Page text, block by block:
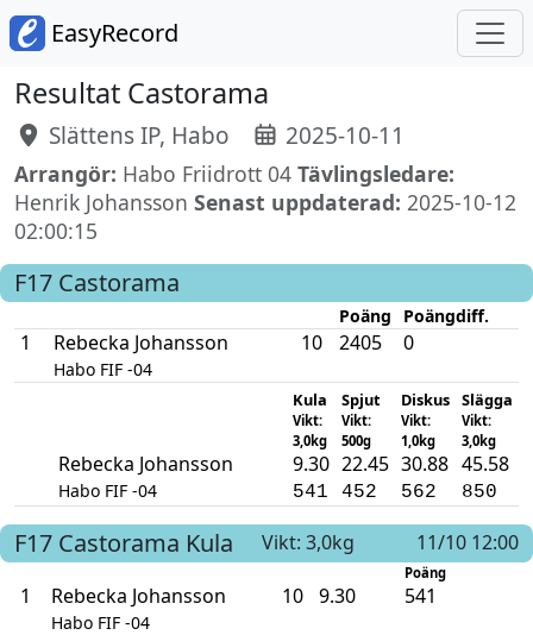
EasyRecord
Resultat Castorama
Slättens IP, Habo 2025-10-11
Arrangör: Habo Friidrott 04 Tävlingsledare:
Henrik Johansson Senast uppdaterad: 2025-10-12
02:00:15
F17 Castorama
Poäng Poängdiff.
1 Rebecka Johansson
Habo FIF -04
10 2405 0
Kula
Vikt:
3,0kg
Spjut
Vikt:
500g
Diskus
Vikt:
1,0kg
Slägga
Vikt:
3,0kg
Rebecka Johansson
Habo FIF -04
9.30
541
22.45
452
30.88
562
45.58
850
F17 Castorama Kula Vikt: 3,0kg 11/10 12:00
Poäng
1 Rebecka Johansson
Habo FIF -04
10 9.30 541